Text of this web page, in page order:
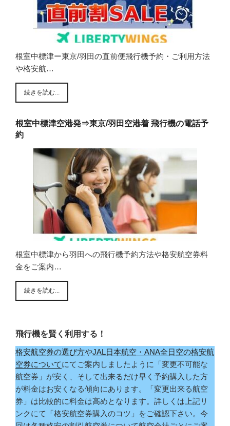
根室中標津ー東京/羽田の直前便飛行機予約・ご利用方法
や格安航…
続きを読む...
根室中標津空港発⇒東京/羽田空港着 飛行機の電話予
約
根室中標津から羽田への飛行機予約方法や格安航空券料
金をご案内…
続きを読む...
飛行機を賢く利用する！
格安航空券の選び方やJAL日本航空・ANA全日空の格安航
空券についてにてご案内しましたように「変更不可能な
航空券」が安く、そして出来るだけ早く予約購入した方
が料金はお安くなる傾向にあります。「変更出来る航空
券」は比較的に料金は高めとなります。詳しくは上記リ
ンクにて「格安航空券購入のコツ」をご確認下さい。今